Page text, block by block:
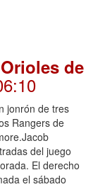
de
jonrón de tres
Rangers de
del juego
El derecho
el sábado